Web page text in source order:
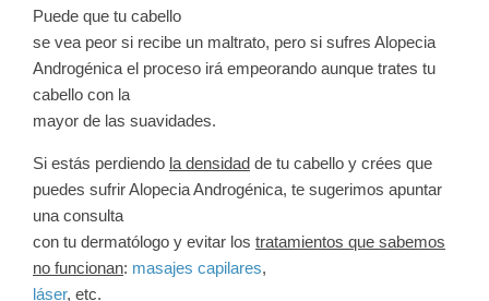
Puede que tu cabello
se vea peor si recibe un maltrato, pero si sufres Alopecia
Androgénica el proceso irá empeorando aunque trates tu
cabello con la
mayor de las suavidades.
Si estás perdiendo la densidad de tu cabello y crées que
puedes sufrirAlopecia Androgénica, te sugerimos apuntar
una consulta
con tu dermatólogo y evitar los tratamientos que sabemos
no funcionan: masajes capilares,
láser, etc.